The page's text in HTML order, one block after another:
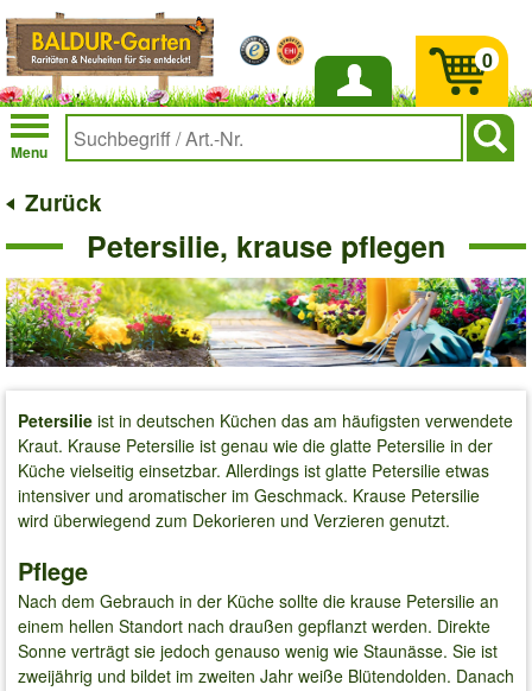
Anmelden
Menu
0
Zurück
Petersilie, krause pflegen
Petersilie ist in deutschen Küchen das am häufigsten verwendete
Kraut. Krause Petersilie ist genau wie die glatte Petersilie in der
Küche vielseitig einsetzbar. Allerdings ist glatte Petersilie etwas
intensiver und aromatischer im Geschmack. Krause Petersilie
wird überwiegend zum Dekorieren und Verzieren genutzt.
Pflege
Nach dem Gebrauch in der Küche sollte die krause Petersilie an
einem hellen Standort nach draußen gepflanzt werden. Direkte
Sonne verträgt sie jedoch genauso wenig wie Staunässe. Sie ist
zweijährig und bildet im zweiten Jahr weiße Blütendolden. Danach